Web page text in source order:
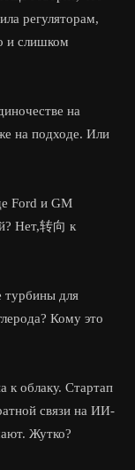
регуляторам,
и слишком
на
на подходе. Или
Ford и GM
Нет,转向 к
турбины для
Кому это
к облаку. Стартап
связи на ИИ-
Жутко?